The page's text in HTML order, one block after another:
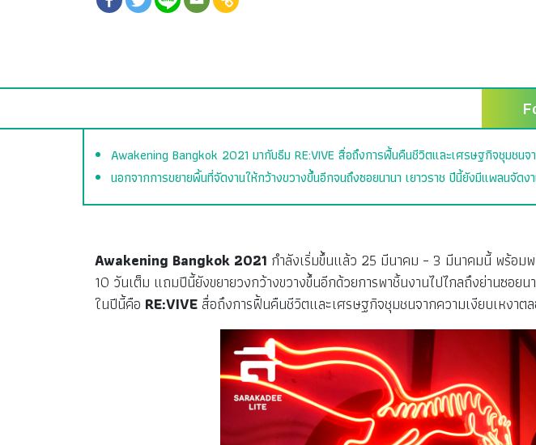
Awakening Bangkok 2021 มากับธีม RE:VIVE สื่อถึงการฟื้นคืนชีวิตและเศรษฐกิจชุมชนจ
นอกจากการขยายพื้นที่จัดงานให้กว้างขวางขึ้นอีกจนถึงซอยนานา เยาวราช ปีนี้ยังมีแพลนจัด
Awakening Bangkok 2021 กำลังเริ่มขึ้นแล้ว 25 มีนาคม – 3 มีนาคมนี้ พร้อ
10 วันเต็ม แถมปีนี้ยังขยายวงกว้างขวางขึ้นอีกด้วยการพาชิ้นงานไปไกลถึงย่านซอย
ในปีนี้คือ RE:VIVE สื่อถึงการฟื้นคืนชีวิตและเศรษฐกิจชุมชนจากความเงียบเหงาต